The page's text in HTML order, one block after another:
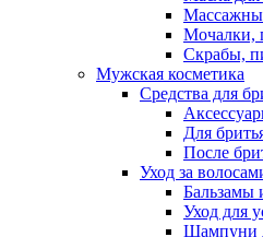
Мочалки,
Скрабы,
Мужская косметика
Средства для
Для
После
Уход за
Бальзамы
Уход для
Шампуни